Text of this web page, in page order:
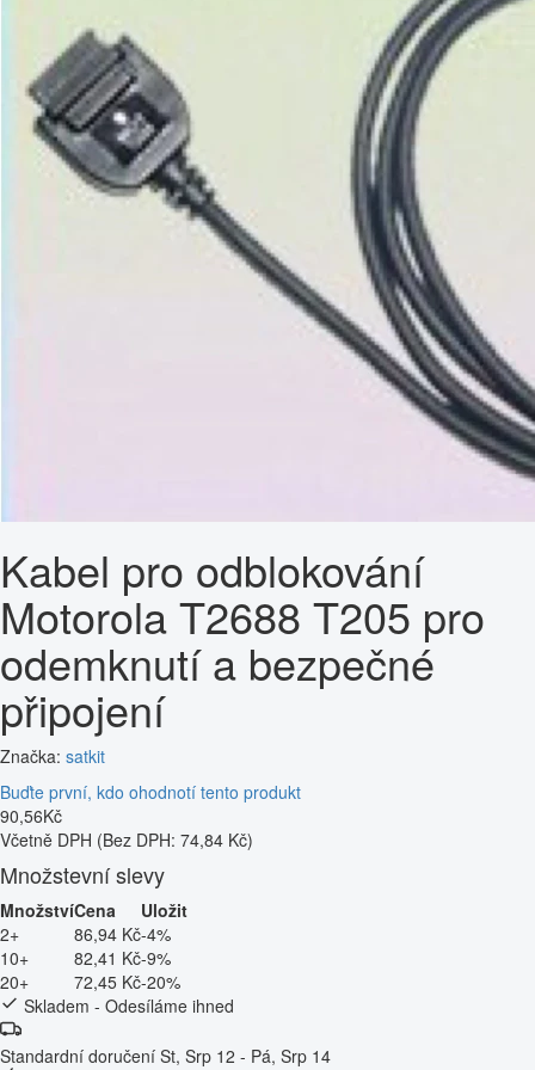
Kabel pro odblokování
Motorola T2688 T205 pro
odemknutí a bezpečné
připojení
Značka: satkit
Buďte první, kdo ohodnotí tento produkt
90,56Kč
Včetně DPH (Bez DPH: 74,84 Kč)
Množstevní slevy
MnožstvíCena
Uložit
2+
86,94 Kč-4%
10+
82,41 Kč-9%
20+
72,45 Kč-20%
Skladem - Odesíláme ihned
Standardní doručení St, Srp 12 - Pá, Srp 14